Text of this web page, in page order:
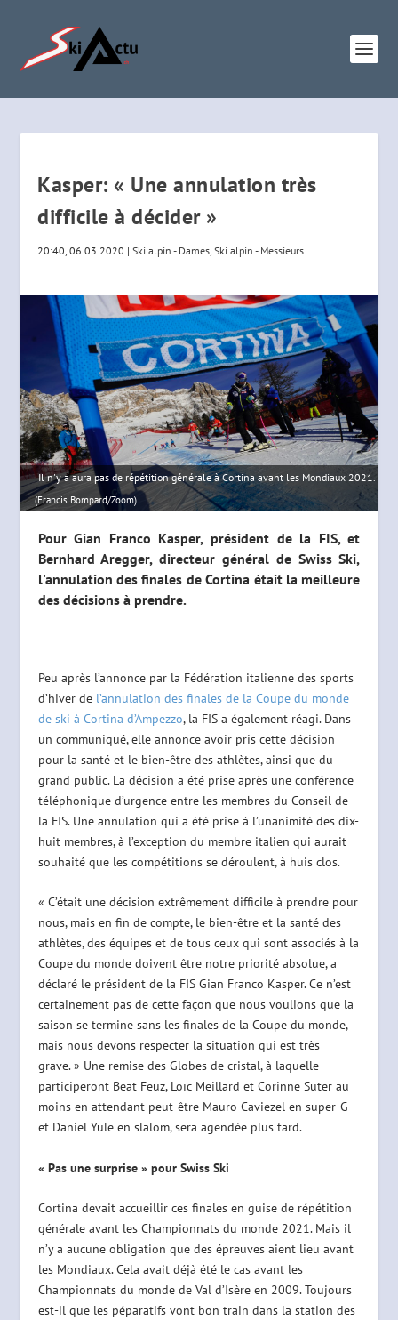
Kasper: « Une annulation très
difficile à décider »
20:40, 06.03.2020 |Ski alpin - Dames,Ski alpin - Messieurs
Il n'y a aura pas de répétition générale à Cortina avant les Mondiaux 2021.
(Francis Bompard/Zoom)
Pour Gian Franco Kasper, président de la FIS, et
Bernhard Aregger, directeur général de Swiss Ski,
l'annulation des finales de Cortina était la meilleure
des décisions à prendre.
Peu après l’annonce par la Fédération italienne des sports
d’hiver de l’annulation des finales de la Coupe du monde
de ski à Cortina d’Ampezzo, la FIS a également réagi. Dans
un communiqué, elle annonce avoir pris cette décision
pour la santé et le bien-être des athlètes, ainsi que du
grand public. La décision a été prise après une conférence
téléphonique d’urgence entre les membres du Conseil de
la FIS. Une annulation qui a été prise à l’unanimité des dix-
huit membres, à l’exception du membre italien qui aurait
souhaité que les compétitions se déroulent, à huis clos.
« C’était une décision extrêmement difficile à prendre pour
nous, mais en fin de compte, le bien-être et la santé des
athlètes, des équipes et de tous ceux qui sont associés à la
Coupe du monde doivent être notre priorité absolue, a
déclaré le président de la FIS Gian Franco Kasper. Ce n’est
certainement pas de cette façon que nous voulions que la
saison se termine sans les finales de la Coupe du monde,
mais nous devons respecter la situation qui est très
grave. » Une remise des Globes de cristal, à laquelle
participeront Beat Feuz, Loïc Meillard et Corinne Suter au
moins en attendant peut-être Mauro Caviezel en super-G
et Daniel Yule en slalom, sera agendée plus tard.
« Pas une surprise » pour Swiss Ski
Cortina devait accueillir ces finales en guise de répétition
générale avant les Championnats du monde 2021. Mais il
n’y a aucune obligation que des épreuves aient lieu avant
les Mondiaux. Cela avait déjà été le cas avant les
Championnats du monde de Val d’Isère en 2009. Toujours
est-il que les péparatifs vont bon train dans la station des